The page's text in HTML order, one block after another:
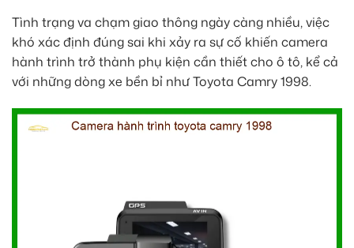
Tình trạng va chạm giao thông ngày càng nhiều, việc
khó xác định đúng sai khi xảy ra sự cố khiến camera
hành trình trở thành phụ kiện cần thiết cho ô tô, kể cả
với những dòng xe bền bỉ như Toyota Camry 1998.